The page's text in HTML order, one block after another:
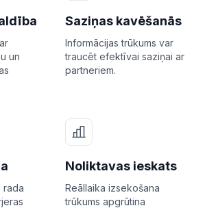
un
Saziņas kavēšanās
Informācijas trūkums var
traucēt efektīvai saziņai ar
partneriem.
rada
Noliktavas ieskats
Reāllaika izsekošana
trūkums apgrūtina